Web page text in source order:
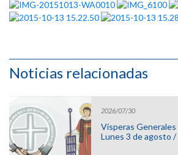
Noticias relacionadas
2026/07/30
Vísperas
Lunes 3 de agosto